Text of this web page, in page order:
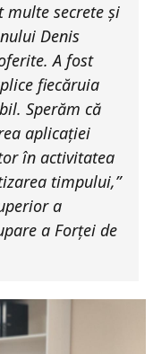
multe secrete și
Denis
A fost
fiecăruia
Sperăm că
aplicației
în activitatea
timpului,”
a
a Forței de